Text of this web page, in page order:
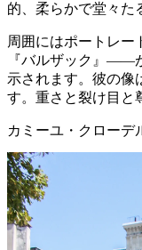
的、柔らかで堂々た
周囲にはポートレ
『バルザック』——
示されます。彼の像
す。重さと裂け目と
カミーユ・クローデ